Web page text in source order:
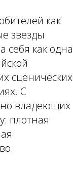
как
звезды
себя как одна
сценических
С
владеющих
плотная